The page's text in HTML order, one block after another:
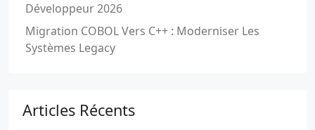
Développeur 2026
Migration COBOL Vers C++ : Moderniser Les
Systèmes Legacy
Articles Récents